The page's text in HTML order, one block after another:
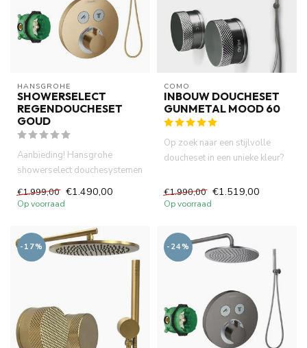
HANSGROHE
SHOWERSELECT
REGENDOUCHESET
GOUD
Aanbieding! Hansgrohe
showerselect douchesystemen
.Thermostatisch inbouwdeel
afb...
€1.999,00 €1.490,00
Op voorraad
COMO
INBOUW DOUCHESET
GUNMETAL MOOD 60
Op zoek naar een stijlvolle
doucheset in een unieke kleur?
€1.990,00 €1.519,00
Op voorraad
-17% -24%